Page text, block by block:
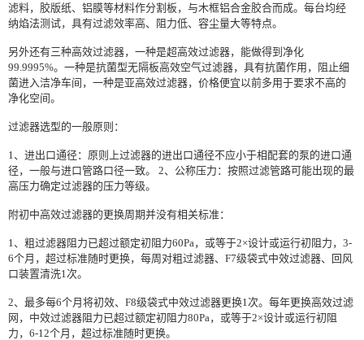
滤料，胶版纸、铝膜等材料作分割板，与木框铝合金胶合而成。每台均经
纳焰法测试，具有过滤效率高、阻力低、容尘量大等特点。
另外还有三种高效过滤器，一种是超高效过滤器，能做得到净化
99.9995%。一种是抗菌型无隔板高效空气过滤器，具有抗菌作用，阻止细
菌进入洁净车间，一种是亚高效过滤器，价格便宜以前多用于要求不高的
净化空间。
过滤器选型的一般原则：
1、进出口通径：原则上过滤器的进出口通径不应小于相配套的泵的进口通
径，一般与进口管路口径一致。 2、公称压力：按照过滤管路可能出现的最
高压力确定过滤器的压力等级。
附初中高效过滤器的更换周期并没有相关标准：
1、粗过滤器阻力已超过额定初阻力60Pa，或等于2×设计或运行初阻力，3-
6个月，超过标准随时更换，每周对粗过滤器、F7级袋式中效过滤器、回风
口装置清洗1次。
2、最多每6个月将初效、F8级袋式中效过滤器更换1次。每年更换高效过滤
网，中效过滤器阻力已超过额定初阻力80Pa，或等于2×设计或运行初阻
力，6-12个月，超过标准随时更换。